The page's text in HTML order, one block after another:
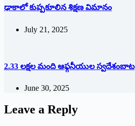
ఢాకాలో కుప్పకూలిన శిక్షణ విమానం
July 21, 2025
2.33 లక్షల మంది ఆఫ్గనీయుల స్వదేశంబాట
June 30, 2025
Leave a Reply